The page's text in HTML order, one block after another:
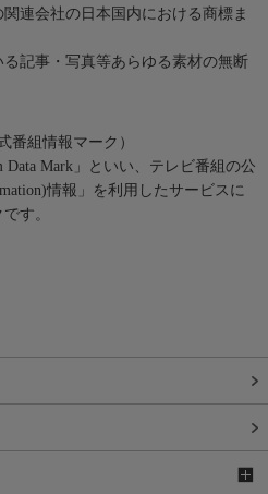
連会社の日本国内における商標ま
記事・写真等あらゆる素材の無断
番組情報マーク）
Data Mark」といい、テレビ番組の公
情報」を利用したサービスに
す。